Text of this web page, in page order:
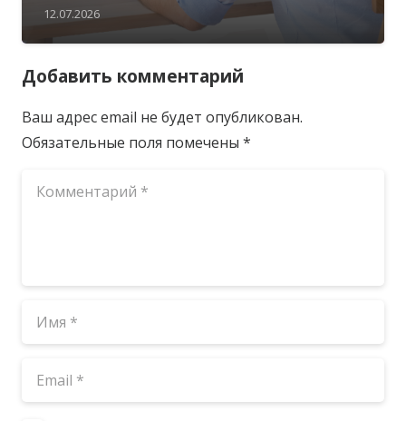
12.07.2026
Добавить комментарий
Ваш адрес email не будет опубликован.
Обязательные поля помечены *